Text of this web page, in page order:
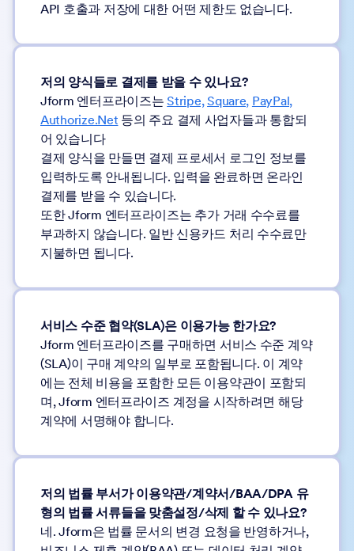
API 호출과 저장에 대한 어떤 제한도 없습니다.
저의 양식들로 결제를 받을 수 있나요?
Jform 엔터프라이즈는Stripe,Square, PayPal,
Authorize.Net 등의 주요 결제 사업자들과 통합되
어 있습니다
결제 양식을 만들면 결제 프로세서 로그인 정보를
입력하도록 안내됩니다. 입력을 완료하면 온라인
결제를 받을 수 있습니다.
또한 Jform 엔터프라이즈는 추가 거래 수수료를
부과하지 않습니다. 일반 신용카드 처리 수수료만
지불하면 됩니다.
서비스 수준 협약(SLA)은 이용가능 한가요?
Jform 엔터프라이즈를 구매하면 서비스 수준 계약
(SLA)이 구매 계약의 일부로 포함됩니다. 이 계약
에는 전체 비용을 포함한 모든 이용약관이 포함되
며, Jform 엔터프라이즈 계정을 시작하려면 해당
계약에 서명해야 합니다.
저의 법률 부서가 이용약관/계약서/BAA/DPA 유
형의 법률 서류들을 맞춤설정/삭제 할 수 있나요?
네. Jform은 법률 문서의 변경 요청을 반영하거나,